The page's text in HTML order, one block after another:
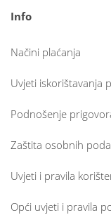
Info
Načini plaćanja
Uvjeti iskorištavanja
Podnošenje
Zaštita osobnih
Uvjeti i pravila
Opći uvjeti i pravila